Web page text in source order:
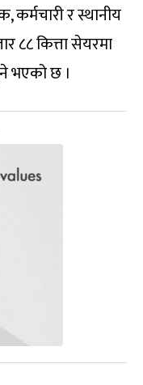
कर्मचारी र स्थानीय
८८ कित्ता सेयरमा
भएको छ ।